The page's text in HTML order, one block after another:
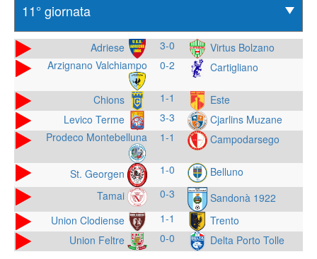
Adriese 3-0
Virtus Bolzano
Arzignano Valchiampo
0-2 Cartigliano
Chions 1-1
Este
Levico Terme
3-3
Cjarlins Muzane
Prodeco Montebelluna
1-1 Campodarsego
St. Georgen 1-0
Belluno
Tamai
0-3
Sandonà 1922
Union Clodiense
1-1
Trento
Union Feltre
0-0 Delta Porto Tolle